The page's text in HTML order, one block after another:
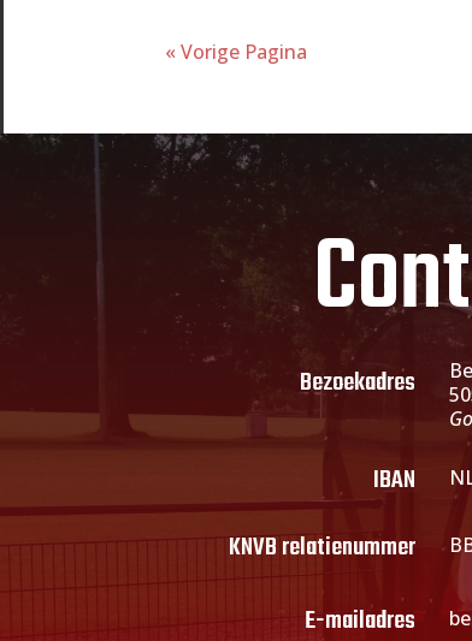
« Vorige Pagina
Bezoekadres
IBAN
KNVB relatienummer
E-mailadres